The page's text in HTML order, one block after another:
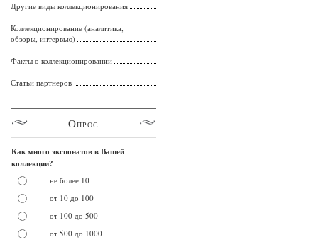
Другие виды коллекционирования
Коллекционирование (аналитика,
обзоры, интервью)
Факты о коллекционировании
Статьи партнеров
Опрос
Как много экспонатов в Вашей
коллекции?
не более 10
от 10 до 100
от 100 до 500
от 500 до 1000